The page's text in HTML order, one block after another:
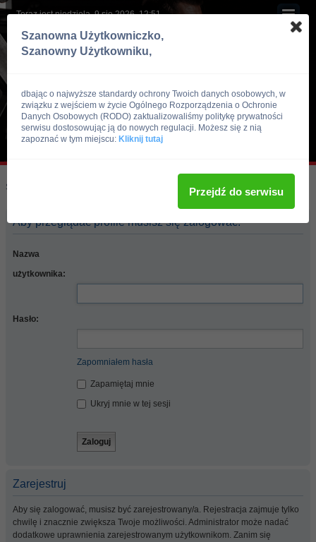
Teraz jest niedziela, 9 sie 2026, 12:51
Skocz do:
Aby przeglądać profile musisz się zalogować.
Nazwa
użytkownika:
Hasło:
Zapomniałem hasła
Zapamiętaj mnie
Ukryj mnie w tej sesji
Zarejestruj
Aby się zalogować, musisz być zarejestrowany/a. Rejestracja zajmuje tylko
chwilę i znacznie zwiększa Twoje możliwości. Administrator może nadać
dodatkowe uprawnienia zarejestrowanym użytkownikom. Zanim się
Szanowna Użytkowniczko,
Szanowny Użytkowniku,
dbając o najwyższe standardy ochrony Twoich danych osobowych, w
związku z wejściem w życie Ogólnego Rozporządzenia o Ochronie
Danych Osobowych (RODO) zaktualizowaliśmy politykę prywatności
serwisu dostosowując ją do nowych regulacji. Możesz się z nią
zapoznać w tym miejscu: Kliknij tutaj
Przejdź do serwisu